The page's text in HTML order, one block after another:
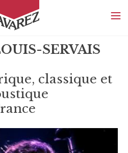
SERVAIS
classique et